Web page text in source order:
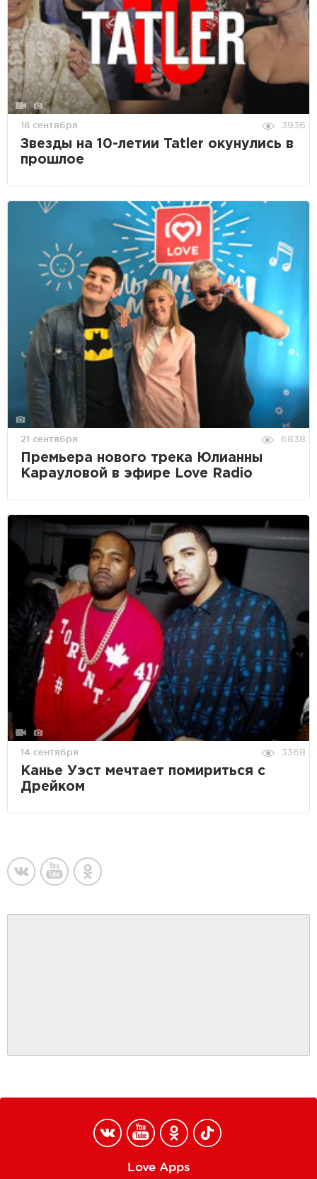
18 сентября 3936
Звезды на 10-летии Tatler окунулись в
прошлое
21 сентября 6838
Премьера нового трека Юлианны
Карауловой в эфире Love Radio
14 сентября 3368
Канье Уэст мечтает помириться с
Дрейком
Love Apps